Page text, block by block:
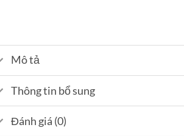
Mô tả
Thông tin bổ sung
Đánh giá (0)